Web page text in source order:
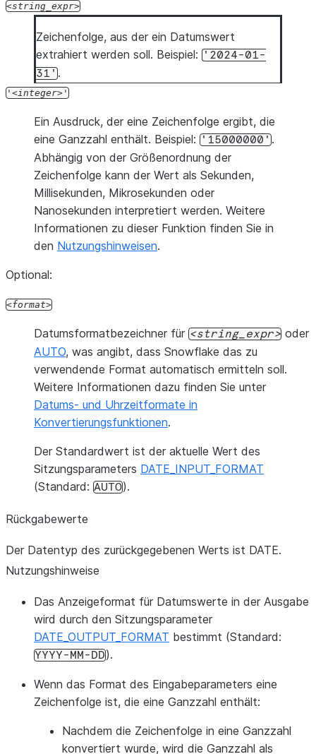
string_expr
Zeichenfolge, aus der ein Datumswert
extrahiert werden soll. Beispiel:
'2024-01-
31' .
' integer '
Ein Ausdruck, der eine Zeichenfolge ergibt, die
eine Ganzzahl enthält. Beispiel: '15000000'.
Abhängig von der Größenordnung der
Zeichenfolge kann der Wert als Sekunden,
Millisekunden, Mikrosekunden oder
Nanosekunden interpretiert werden. Weitere
Informationen zu dieser Funktion finden Sie in
den Nutzungshinweisen.
Optional:
format
Datumsformatbezeichner für string_expr
oder
AUTO, was angibt, dass Snowflake das zu
verwendende Format automatisch ermitteln soll.
Weitere Informationen dazu finden Sie unter
Datums- und Uhrzeitformate in
Konvertierungsfunktionen.
Der Standardwert ist der aktuelle Wert des
Sitzungsparameters DATE_INPUT_FORMAT
(Standard: AUTO).
Rückgabewerte
Der Datentyp des zurückgegebenen Werts ist DATE.
Nutzungshinweise
Das Anzeigeformat für Datumswerte in der Ausgabe
wird durch den Sitzungsparameter
DATE_OUTPUT_FORMAT bestimmt (Standard:
YYYY-MM-DD).
Wenn das Format des Eingabeparameters eine
Zeichenfolge ist, die eine Ganzzahl enthält:
Nachdem die Zeichenfolge in eine Ganzzahl
konvertiert wurde, wird die Ganzzahl als